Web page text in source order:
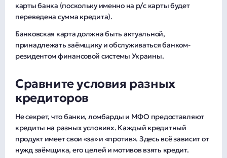
карты банка (поскольку именно на р/с карты будет
переведена сумма кредита).
Банковская карта должна быть актуальной,
принадлежать заёмщику и обслуживаться банком-
резидентом финансовой системы Украины.
Сравните условия разных
кредиторов
Не секрет, что банки, ломбарды и МФО предоставляют
кредиты на разных условиях. Каждый кредитный
продукт имеет свои «за» и «против». Здесь всё зависит от
нужд заёмщика, его целей и мотивов взять кредит.